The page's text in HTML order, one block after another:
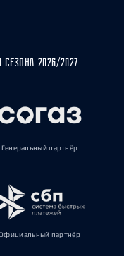
2026/2027
Генеральный партнёр
партнёр